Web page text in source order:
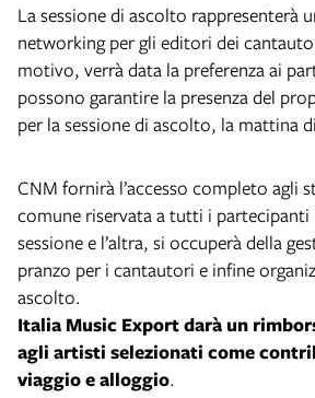
La sessione di ascolto rappresenterà
networking per gli editori dei
motivo, verrà data la preferenza ai
possono garantire la presenza del
per la sessione di ascolto, la mattina
CNM fornirà l’accesso completo agli
comune riservata a tutti i partecipanti
sessione e l’altra, si occuperà della
pranzo per i cantautori e infine
ascolto.
Italia Music Export darà un
agli artisti selezionati come
viaggio e alloggio.